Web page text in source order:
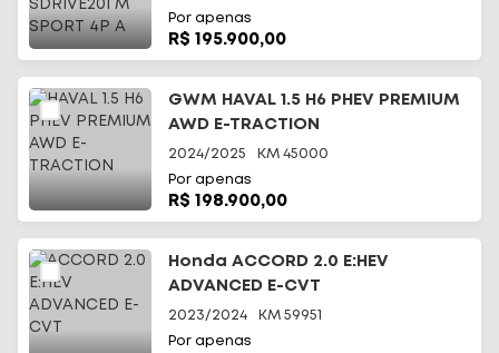
Por apenas
R$ 195.900,00
GWM HAVAL 1.5 H6 PHEV PREMIUM
AWD E-TRACTION
2024/2025 KM 45000
Por apenas
R$ 198.900,00
Honda ACCORD 2.0 E:HEV
ADVANCED E-CVT
2023/2024 KM 59951
Por apenas